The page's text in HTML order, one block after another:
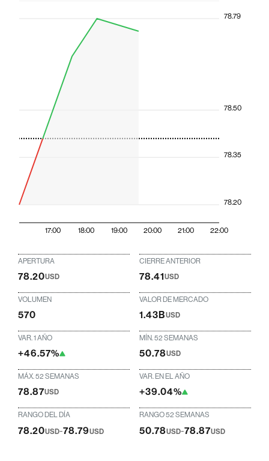
17:00 18:00 19:00 20:00 21:00 22:00
78.20
78.35
78.50
78.79
APERTURA
78.20USD
CIERRE ANTERIOR
78.41USD
VOLUMEN
570
VALOR DE MERCADO
1.43BUSD
VAR. 1 AÑO
+46.57%
MÍN. 52 SEMANAS
50.78USD
MÁX. 52 SEMANAS
78.87USD
VAR. EN EL AÑO
+39.04%
RANGO DEL DÍA
78.20USD-78.79USD
RANGO 52 SEMANAS
50.78USD-78.87USD